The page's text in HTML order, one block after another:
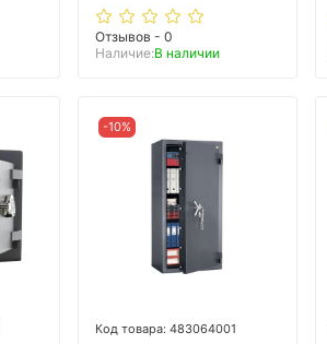
Отзывов - 0
Наличие:В наличии
-10%
Код товара: 483064001